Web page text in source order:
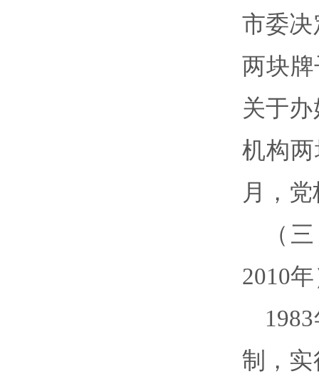
市委
两块
关于
机构
月，
（
2010
制，